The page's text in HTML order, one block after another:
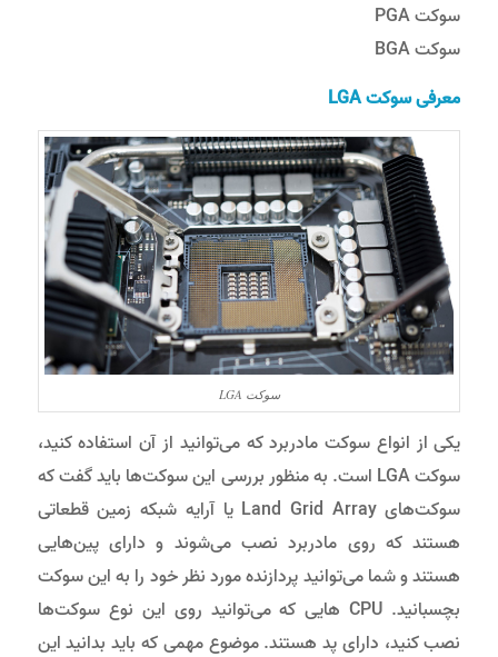
سوکت PGA
سوکت BGA
معرفی سوکتLGA
سوکت LGA
یکی از انواع سوکت مادربرد که می‌توانید از آن استفاده کنید،
سوکت LGA است. به منظور بررسی این سوکت‌ها باید گفت که
سوکت‌های Land Grid Array یا آرایه شبکه زمین قطعاتی
هستند که روی مادربرد نصب می‌شوند و دارای پین‌هایی
هستند و شما می‌توانید پردازنده مورد نظر خود را به این سوکت
بچسبانید. CPU هایی که می‌توانید روی این نوع سوکت‌ها
نصب کنید، دارای پد هستند. موضوع مهمی که باید بدانید این